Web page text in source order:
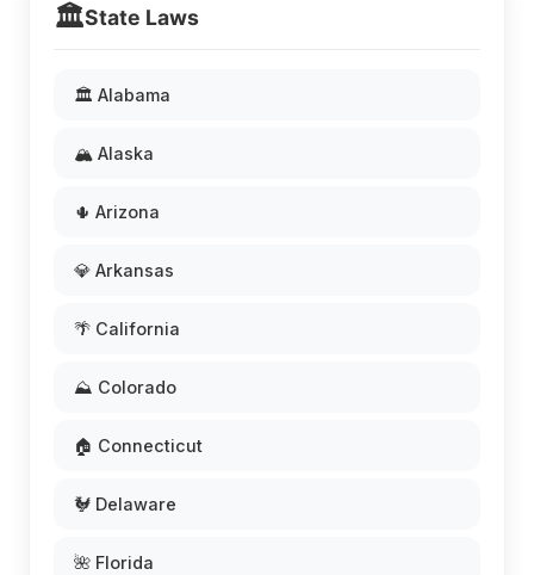
🏛️State Laws
🏛️ Alabama
🏔️ Alaska
🌵 Arizona
💎 Arkansas
🌴 California
⛰️ Colorado
🏠 Connecticut
🐓 Delaware
🌺 Florida